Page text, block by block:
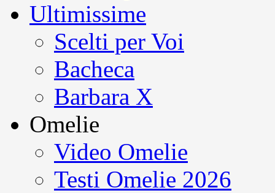
Ultimissime
Scelti per Voi
Bacheca
Barbara X
Omelie
Video Omelie
Testi Omelie 2026